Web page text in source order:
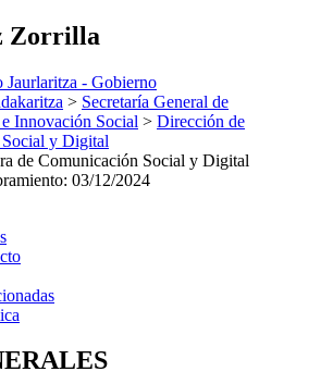
Zorrilla
Jaurlaritza - Gobierno
> Secretaría General de
Innovación Social > Dirección de
y Digital
de Comunicación Social y Digital
: 03/12/2024